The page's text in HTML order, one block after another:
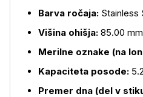
Barva ročaja: Stainless
Višina ohišja: 85.00 mm
Merilne oznake (na
Kapaciteta posode:
Premer dna (del v